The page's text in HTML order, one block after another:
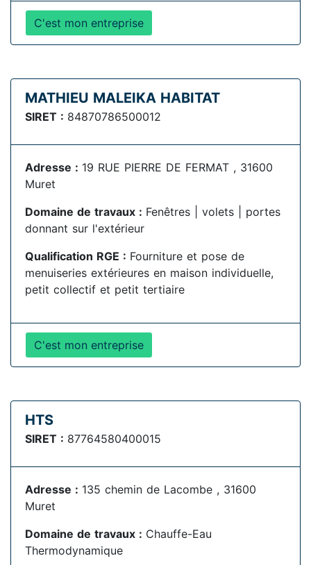
C'est mon entreprise
MATHIEU MALEIKA HABITAT
SIRET : 84870786500012
Adresse : 19 RUE PIERRE DE FERMAT , 31600
Muret
Domaine de travaux : Fenêtres | volets | portes
donnant sur l'extérieur
Qualification RGE : Fourniture et pose de
menuiseries extérieures en maison individuelle,
petit collectif et petit tertiaire
C'est mon entreprise
HTS
SIRET : 87764580400015
Adresse : 135 chemin de Lacombe , 31600
Muret
Domaine de travaux : Chauffe-Eau
Thermodynamique